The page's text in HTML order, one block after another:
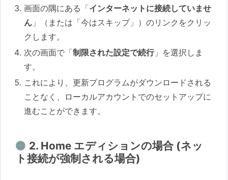
画面の隅にある「インターネットに接続していませ
ん 」（または「今はスキップ」）のリンクをクリッ
クします。
次の画面で「制限された設定で続行」を選択しま
す。
これにより、更新プログラムがダウンロードされる
ことなく、ローカルアカウントでのセットアップに
進むことができます。
2. Home エディションの場合 (ネッ
ト接続が強制される場合)